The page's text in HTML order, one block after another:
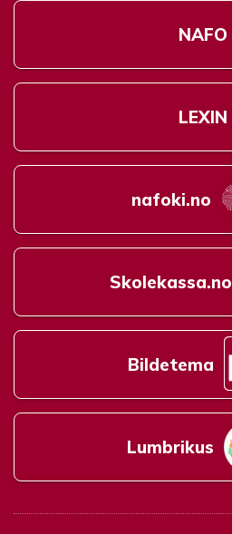
NAFO
LEXIN
nafoki.no
Skolekassa.no
Bildetema
Lumbrikus